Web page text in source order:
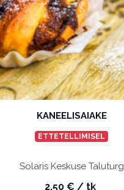
KANEELISAIAKE
ETTETELLIMISEL
Solaris Keskuse Taluturg
2,50 € / tk